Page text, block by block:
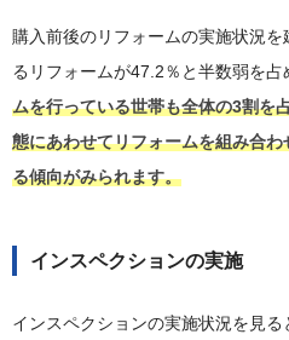
購入前後のリフォームの実施状況
るリフォームが47.2％と半数弱を占
ムを行っている世帯も全体の3割を
態にあわせてリフォームを組み合
る傾向がみられます。
インスペクションの実施
インスペクションの実施状況を見